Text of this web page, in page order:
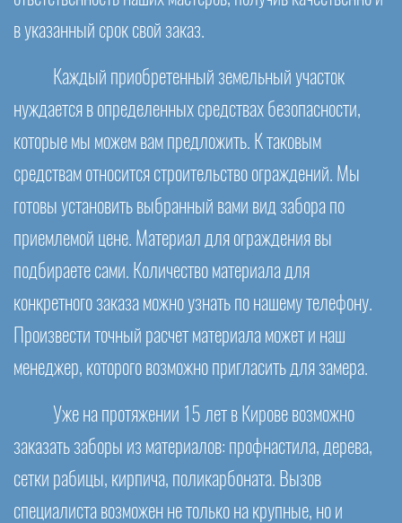
в указанный срок свой заказ.
Каждый приобретенный земельный участок
нуждается в определенных средствах безопасности,
которые мы можем вам предложить. К таковым
средствам относится строительство ограждений. Мы
готовы установить выбранный вами вид забора по
приемлемой цене. Материал для ограждения вы
подбираете сами. Количество материала для
конкретного заказа можно узнать по нашему телефону.
Произвести точный расчет материала может и наш
менеджер, которого возможно пригласить для замера.
Уже на протяжении 15 лет в Кирове возможно
заказать заборы из материалов: профнастила, дерева,
сетки рабицы, кирпича, поликарбоната. Вызов
специалиста возможен не только на крупные, но и